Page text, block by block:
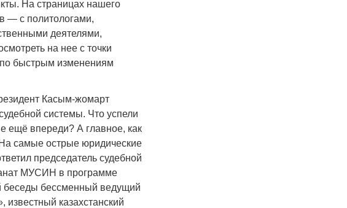
На страницах нашего
— с политологами,
деятелями,
на нее с точки
по быстрым изменениям
Касым-жомарт
системы. Что успели
ещё впереди? А главное, как
На самые острые юридические
председатель судебной
МУСИН в программе
беседы бессменный ведущий
казахстанский